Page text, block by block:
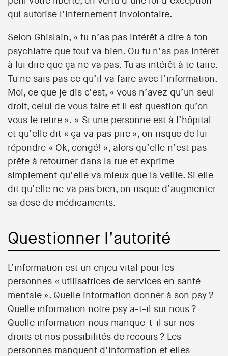
qui autorise l’internement involontaire.
Selon Ghislain, « tu n’as pas intérêt à dire à ton
psychiatre que tout va bien. Ou tu n’as pas intérêt
à lui dire que ça ne va pas. Tu as intérêt à te taire.
Tu ne sais pas ce qu’il va faire avec l’information.
Moi, ce que je dis c’est, « vous n’avez qu’un seul
droit, celui de vous taire et il est question qu’on
vous le retire ». » Si une personne est à l’hôpital
et qu’elle dit « ça va pas pire », on risque de lui
répondre « Ok, congé! », alors qu’elle n’est pas
prête à retourner dans la rue et exprime
simplement qu’elle va mieux que la veille. Si elle
dit qu’elle ne va pas bien, on risque d’augmenter
sa dose de médicaments.
Questionner l’autorité
L’information est un enjeu vital pour les
personnes « utilisatrices de services en santé
mentale ». Quelle information donner à son psy ?
Quelle information notre psy a-t-il sur nous ?
Quelle information nous manque-t-il sur nos
droits et nos possibilités de recours ? Les
personnes manquent d’information et elles